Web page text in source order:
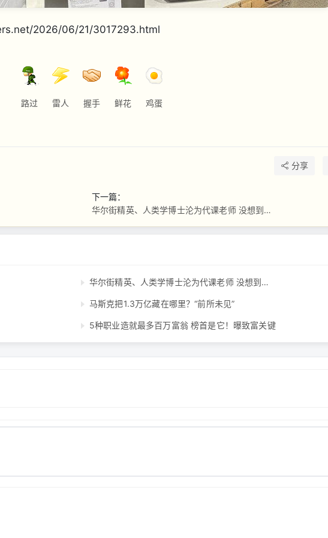
2026/06/21/3017293.html
路过 雷人 握手 鲜花 鸡蛋
分享
下一篇：
华尔街精英、人类学博士沦为代课老师 没想到…
华尔街精英、人类学博士沦为代课老师 没想到…
马斯克把1.3万亿藏在哪里？“前所未见”
5种职业造就最多百万富翁 榜首是它！曝致富关键